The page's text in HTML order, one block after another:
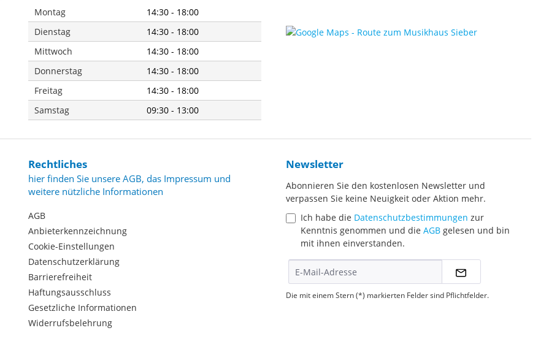
Montag
14:30 - 18:00
Dienstag
14:30 - 18:00
Mittwoch
14:30 - 18:00
Donnerstag
14:30 - 18:00
Freitag
14:30 - 18:00
Samstag
09:30 - 13:00
Rechtliches
hier finden Sie unsere AGB, das Impressum und
weitere nützliche Informationen
AGB
Anbieterkennzeichnung
Cookie-Einstellungen
Datenschutzerklärung
Barrierefreiheit
Haftungsausschluss
Gesetzliche Informationen
Widerrufsbelehrung
Newsletter
Abonnieren Sie den kostenlosen Newsletter und
verpassen Sie keine Neuigkeit oder Aktion mehr.
Ich habe die Datenschutzbestimmungen zur
Kenntnis genommen und die AGB gelesen und bin
mit ihnen einverstanden.
Die mit einem Stern (*) markierten Felder sind Pflichtfelder.